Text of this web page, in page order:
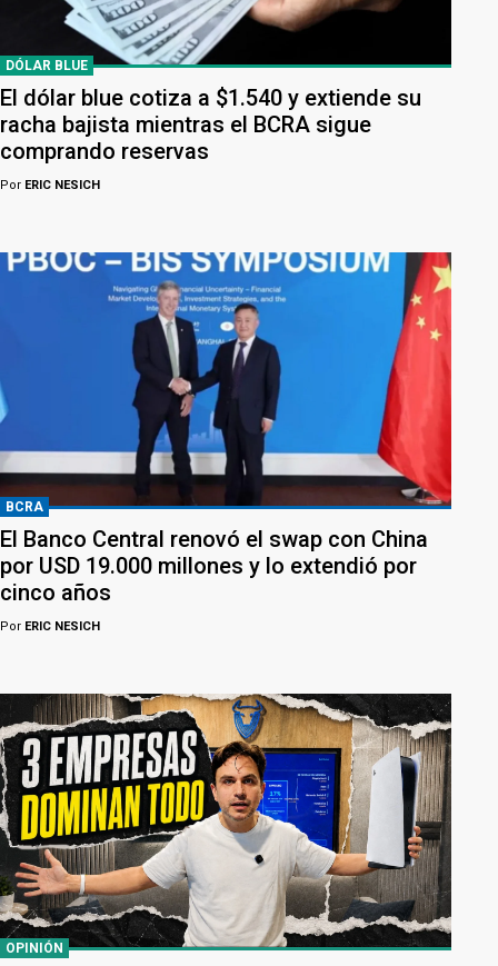
DÓLAR BLUE
El dólar blue cotiza a $1.540 y extiende su
racha bajista mientras el BCRA sigue
comprando reservas
Por ERIC NESICH
BCRA
El Banco Central renovó el swap con China
por USD 19.000 millones y lo extendió por
cinco años
Por ERIC NESICH
OPINIÓN